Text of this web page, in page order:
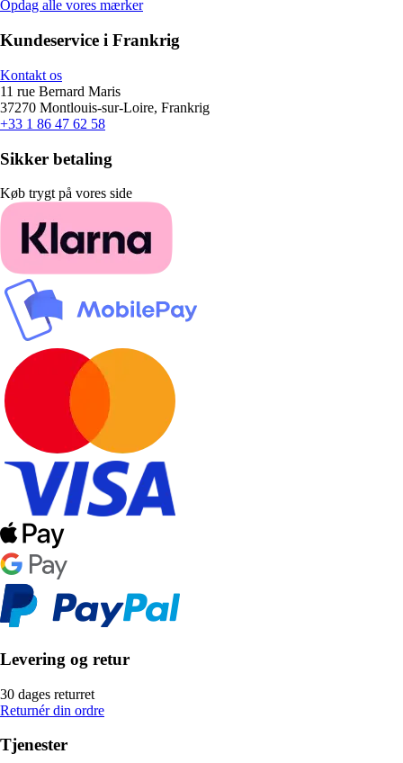
Opdag alle vores mærker
Kundeservice i Frankrig
Kontakt os
11 rue Bernard Maris
37270 Montlouis-sur-Loire, Frankrig
+33 1 86 47 62 58
Sikker betaling
Køb trygt på vores side
Levering og retur
30 dages returret
Returnér din ordre
Tjenester